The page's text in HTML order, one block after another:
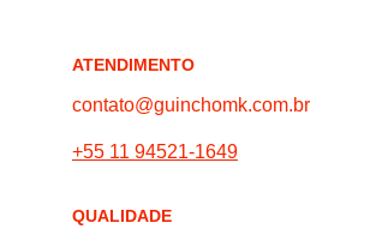
ATENDIMENTO
QUALIDADE
contato@guinchomk.com.br
+55 11 94521-1649